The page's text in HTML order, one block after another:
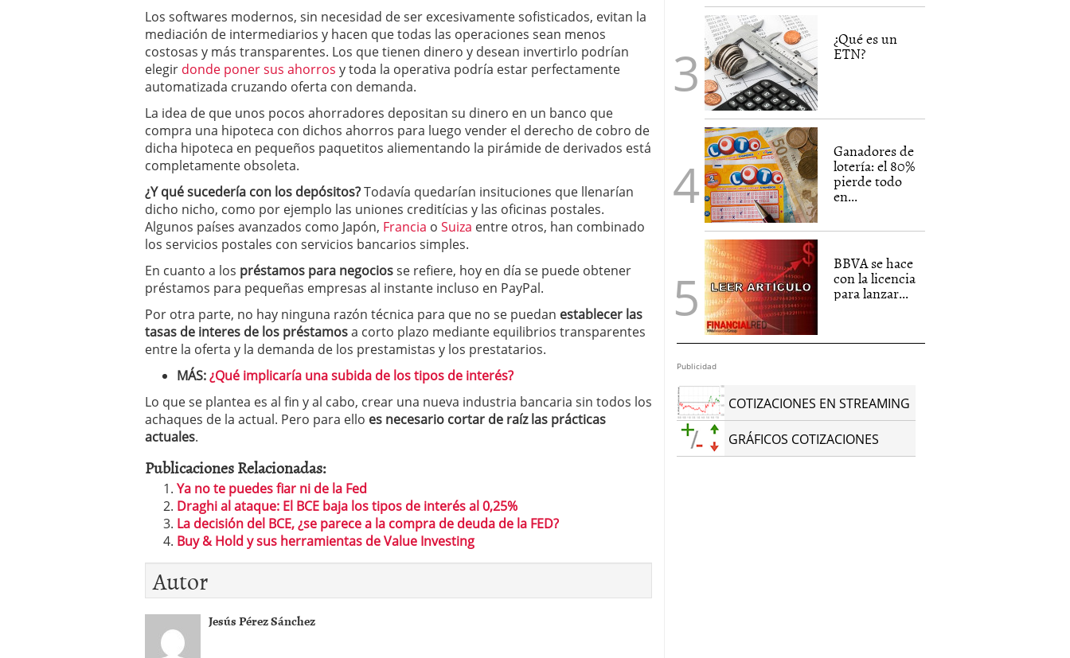
Los softwares modernos, sin necesidad de ser excesivamente sofisticados, evitan la
mediación de intermediarios y hacen que todas las operaciones sean menos
costosas y más transparentes. Los que tienen dinero y desean invertirlo podrían
elegir donde poner sus ahorros y toda la operativa podría estar perfectamente
automatizada cruzando oferta con demanda.
La idea de que unos pocos ahorradores depositan su dinero en un banco que
compra una hipoteca con dichos ahorros para luego vender el derecho de cobro de
dicha hipoteca en pequeños paquetitos aliementando la pirámide de derivados está
completamente obsoleta.
¿Y qué sucedería con los depósitos?Todavía quedarían insituciones que llenarían
dicho nicho, como por ejemplo las uniones creditícias y las oficinas postales.
Algunos países avanzados como Japón, Francia o Suiza entre otros, han combinado
los servicios postales con servicios bancarios simples.
En cuanto a los préstamos para negociosse refiere, hoy en día se puede obtener
préstamos para pequeñas empresas al instante incluso en PayPal.
Por otra parte, no hay ninguna razón técnica para que no se puedan establecer las
tasas de interes de los préstamosa corto plazo mediante equilibrios transparentes
entre la oferta y la demanda de los prestamistas y los prestatarios.
MÁS:¿Qué implicaría una subida de los tipos de interés?
Lo que se plantea es al fin y al cabo, crear una nueva industria bancaria sin todos los
achaques de la actual. Pero para ello es necesario cortar de raíz las prácticas
actuales.
Publicaciones Relacionadas:
Ya no te puedes fiar ni de la Fed
Draghi al ataque: El BCE baja los tipos de interés al 0,25%
La decisión del BCE, ¿se parece a la compra de deuda de la FED?
Buy & Hold y sus herramientas de Value Investing
Autor
Jesús Pérez Sánchez
¿Qué es un
ETN?
Ganadores de
lotería: el 80%
pierde todo
en...
BBVA se hace
con la licencia
para lanzar...
Publicidad
COTIZACIONES EN STREAMING
GRÁFICOS COTIZACIONES